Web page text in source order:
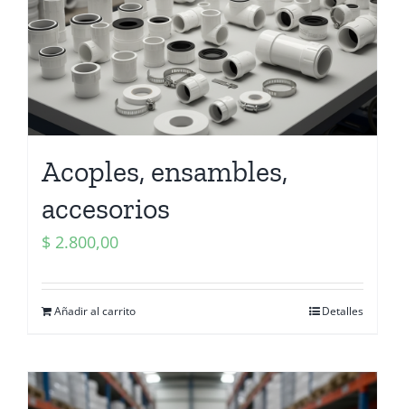
Acoples, ensambles,
accesorios
$ 2.800,00
Añadir al carrito Detalles